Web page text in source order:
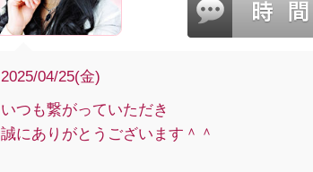
2025/04/25(金)
いつも繋がっていただき
誠にありがとうございます＾＾